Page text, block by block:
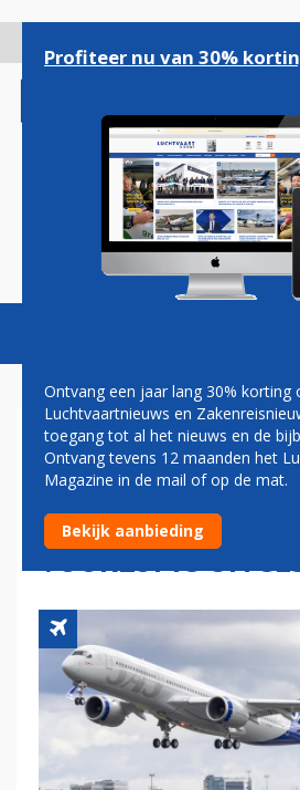
gaan
Magazine Podcasts
SAS EN PILOTEN
EEN KANS, STAKING
VOORLOPIG
Profiteer nu van 30%
Ontvang een jaar lang 30% korting
Luchtvaartnieuws en
toegang tot al het nieuws en de
Ontvang tevens 12 maanden het
Magazine in de mail of op de mat.
Bekijk aanbieding